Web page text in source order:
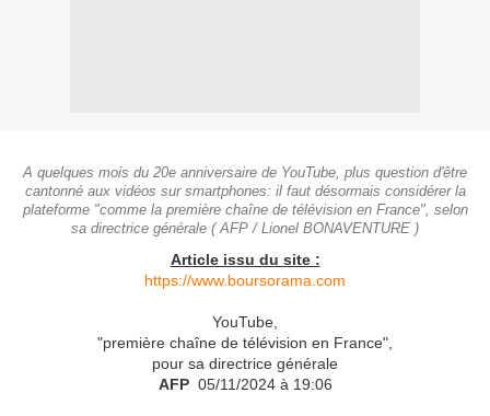
A quelques mois du 20e anniversaire de YouTube, plus question d'être
cantonné aux vidéos sur smartphones: il faut désormais considérer la
plateforme "comme la première chaîne de télévision en France", selon
sa directrice générale ( AFP / Lionel BONAVENTURE )
Article issu du site :
https://www.boursorama.com
YouTube,
"première chaîne de télévision en France",
pour sa directrice générale
AFP 05/11/2024 à 19:06